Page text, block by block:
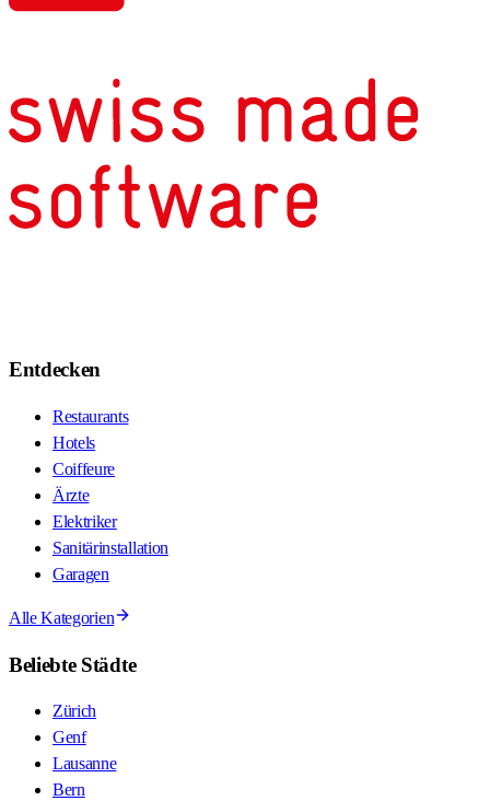
Entdecken
Restaurants
Hotels
Coiffeure
Ärzte
Elektriker
Sanitärinstallation
Garagen
Alle Kategorien
Beliebte Städte
Zürich
Genf
Lausanne
Bern